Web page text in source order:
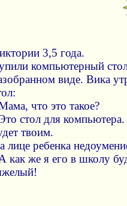
3,5 года.
компьютерный
виде. Вика
что это такое?
стол для
твоим.
лице ребенка
как же я его в школу